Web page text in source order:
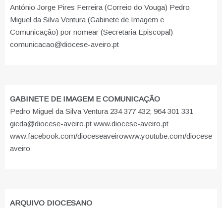
António Jorge Pires Ferreira (Correio do Vouga) Pedro
Miguel da Silva Ventura (Gabinete de Imagem e
Comunicação) por nomear (Secretaria Episcopal)
comunicacao@diocese-aveiro.pt
GABINETE DE IMAGEM E COMUNICAÇÃO
Pedro Miguel da Silva Ventura 234 377 432; 964 301 331
gicda@diocese-aveiro.pt www.diocese-aveiro.pt
www.facebook.com/dioceseaveirowww.youtube.com/diocese
aveiro
ARQUIVO DIOCESANO